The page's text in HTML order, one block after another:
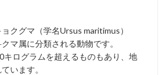
クグマ（学名Ursus maritimus）
マ属に分類される動物です。
キログラムを超えるものもあり、地
います。